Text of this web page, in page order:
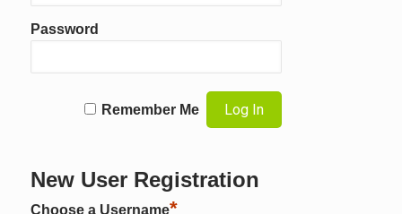
Password
Remember Me
New User Registration
Choose a Username*